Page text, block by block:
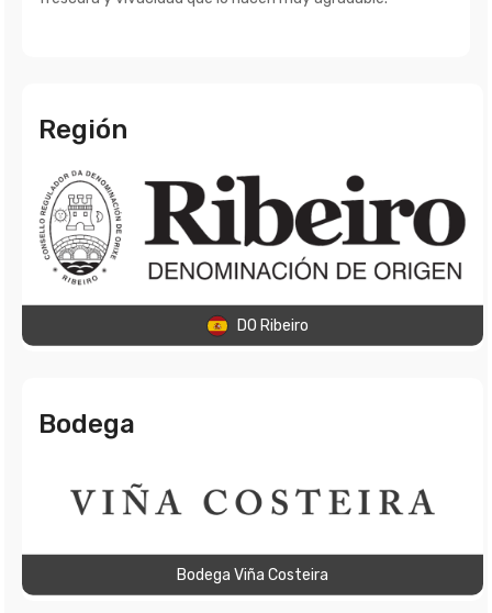
Región
DO Ribeiro
Bodega
Bodega Viña Costeira